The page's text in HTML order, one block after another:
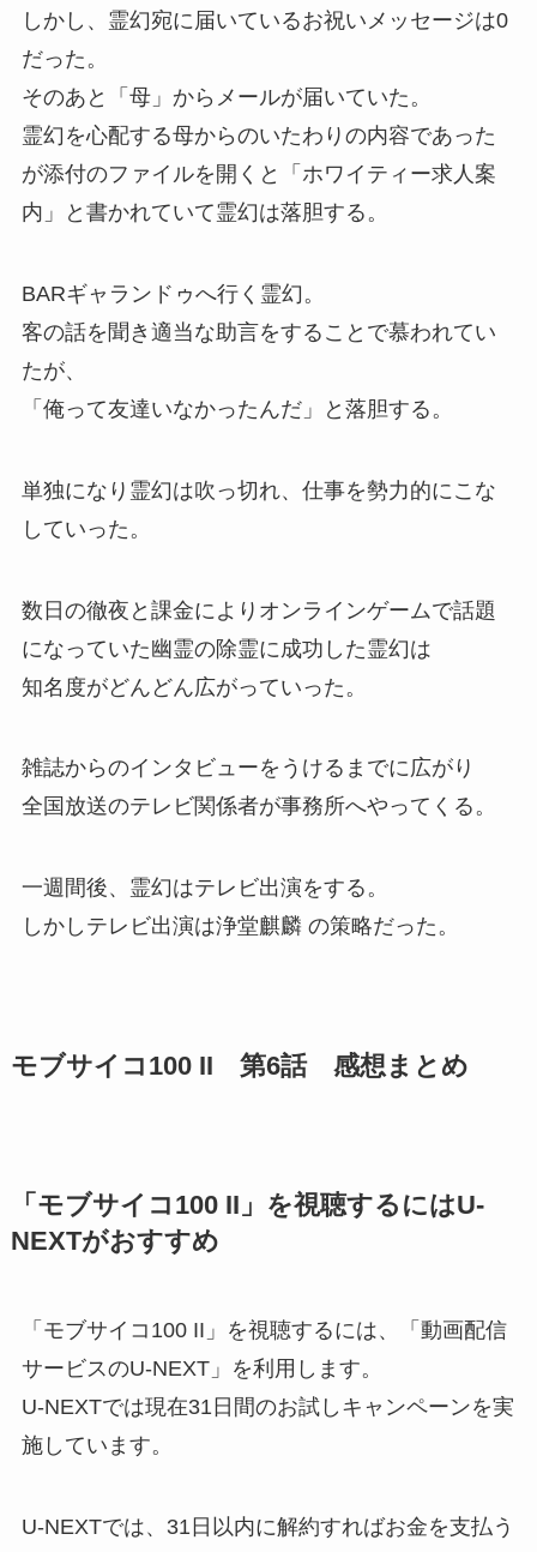
しかし、霊幻宛に届いているお祝いメッセージは0
だった。
そのあと「母」からメールが届いていた。
霊幻を心配する母からのいたわりの内容であった
が添付のファイルを開くと「ホワイティー求人案
内」と書かれていて霊幻は落胆する。
BARギャランドゥへ行く霊幻。
客の話を聞き適当な助言をすることで慕われてい
たが、
「俺って友達いなかったんだ」と落胆する。
単独になり霊幻は吹っ切れ、仕事を勢力的にこな
していった。
数日の徹夜と課金によりオンラインゲームで話題
になっていた幽霊の除霊に成功した霊幻は
知名度がどんどん広がっていった。
雑誌からのインタビューをうけるまでに広がり
全国放送のテレビ関係者が事務所へやってくる。
一週間後、霊幻はテレビ出演をする。
しかしテレビ出演は浄堂麒麟 の策略だった。
モブサイコ100 II 第6話 感想まとめ
「モブサイコ100 II」を視聴するにはU-
NEXTがおすすめ
「モブサイコ100 II」を視聴するには、「動画配信
サービスのU-NEXT」を利用します。
U-NEXTでは現在31日間のお試しキャンペーンを実
施しています。
U-NEXTでは、31日以内に解約すればお金を支払う